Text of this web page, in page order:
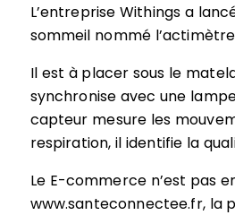
L’entreprise Withings a
sommeil nommé
Il est à placer sous le
synchronise avec une
capteur mesure les
respiration, il identifie la
Le E-commerce n’est pas
www.santeconnectee.fr, la